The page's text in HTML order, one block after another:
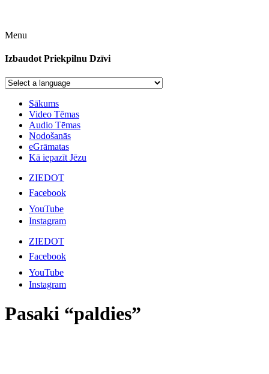
Menu
Izbaudot Priekpilnu Dzīvi
Sākums
Video Tēmas
Audio Tēmas
Nodošanās
eGrāmatas
Kā iepazīt Jēzu
ZIEDOT
Facebook
YouTube
Instagram
ZIEDOT
Facebook
YouTube
Instagram
Pasaki “paldies”